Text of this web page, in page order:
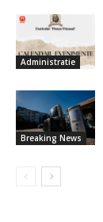
Administratie
Breaking News